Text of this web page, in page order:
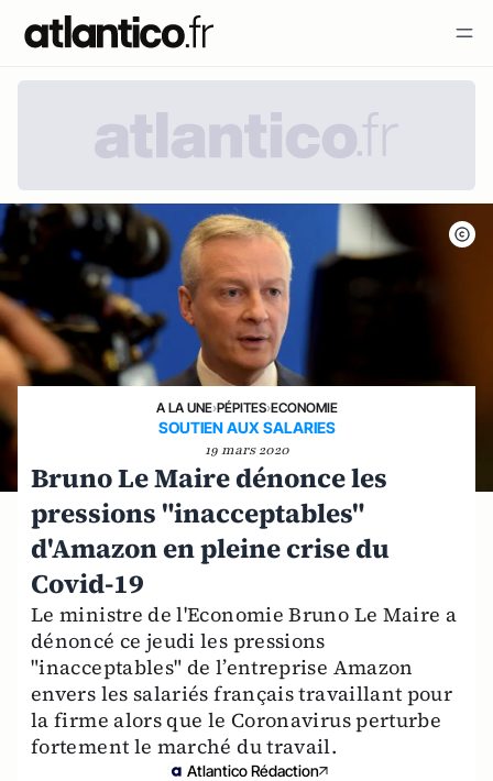
A LA UNE›PÉPITES›ECONOMIE
SOUTIEN AUX SALARIES
19 mars 2020
Bruno Le Maire dénonce les
pressions "inacceptables"
d'Amazon en pleine crise du
Covid-19
Le ministre de l'Economie Bruno Le Maire a
dénoncé ce jeudi les pressions
"inacceptables" de l’entreprise Amazon
envers les salariés français travaillant pour
la firme alors que le Coronavirus perturbe
fortement le marché du travail.
Atlantico Rédaction